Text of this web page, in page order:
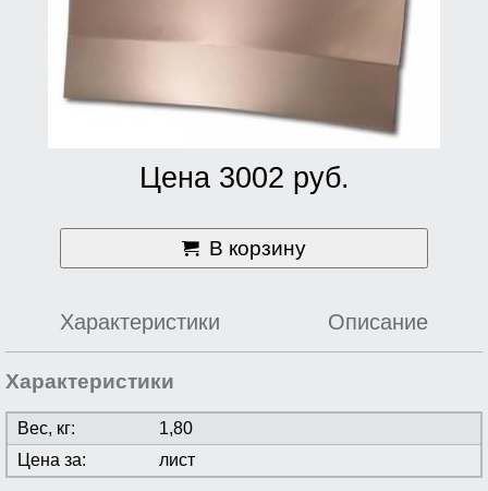
Цена 3002 руб.
В корзину
Характеристики Описание
Характеристики
Вес, кг:
1,80
Цена за:
лист